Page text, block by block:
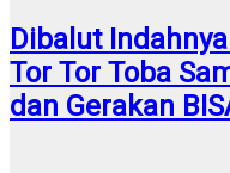
Dibalut
Tor Tor Toba
dan Gerakan